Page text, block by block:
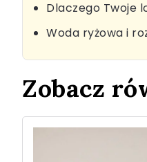
Dlaczego Twoje
Woda ryżowa i
Zobacz